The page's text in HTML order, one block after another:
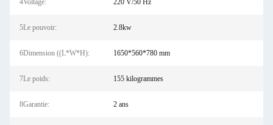
4Voltage: 220 V/50 Hz
5Le pouvoir: 2.8kw
6Dimension ((L*W*H): 1650*560*780 mm
7Le poids: 155 kilogrammes
8Garantie: 2 ans